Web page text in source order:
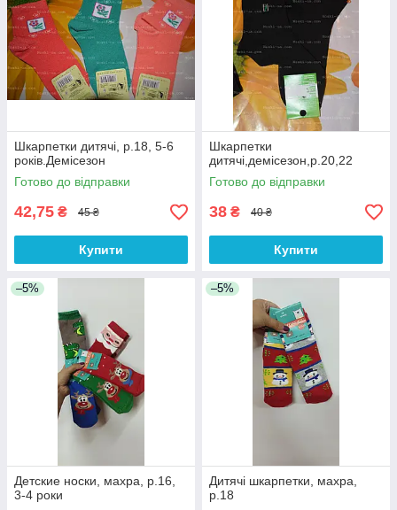
Шкарпетки дитячі, р.18, 5-6
років.Демісезон
Готово до відправки
42,75 ₴ 45 ₴
Купити
Шкарпетки
дитячі,демісезон,р.20,22
Готово до відправки
38 ₴ 40 ₴
Купити
–5%
Детские носки, махра, р.16,
3-4 роки
–5%
Дитячі шкарпетки, махра,
р.18